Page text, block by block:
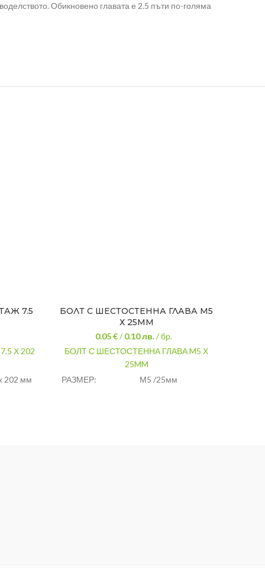
Обикновено главата е 2.5 пъти по-голяма
7.5
Х 202
202 мм
БОЛТ С ШЕСТОСТЕННА ГЛАВА M5
Х 25MM
0.05 €/0.10лв. / бр.
БОЛТ С ШЕСТОСТЕННА ГЛАВА M5 Х
25MM
РАЗМЕР:
М5 /25мм